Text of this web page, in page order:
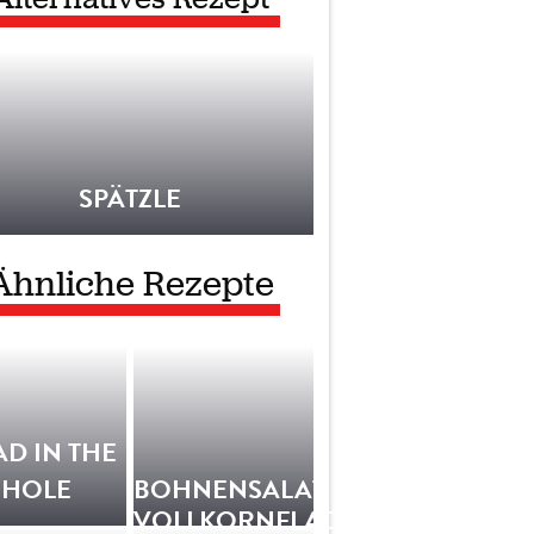
SPÄTZLE
Rezepte
IN THE
HOLE
BOHNENSALAT
VOLLKORNFLADEN